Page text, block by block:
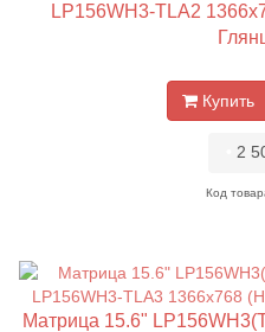
LP156WH3-TLA2
Купить
2
Код
Матрица 15.6"